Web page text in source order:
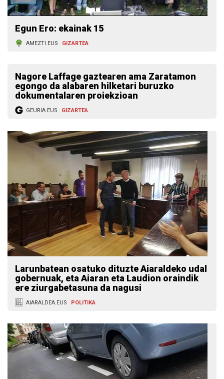
Egun Ero: ekainak 15
AMEZTI.EUS GIZARTEA
Nagore Laffage gaztearen ama Zaratamon
egongo da alabaren hilketari buruzko
dokumentalaren proiekzioan
GEURIA.EUS GIZARTEA
Larunbatean osatuko dituzte Aiaraldeko udal
gobernuak, eta Aiaran eta Laudion oraindik
ere ziurgabetasuna da nagusi
AIARALDEA.EUS POLITIKA